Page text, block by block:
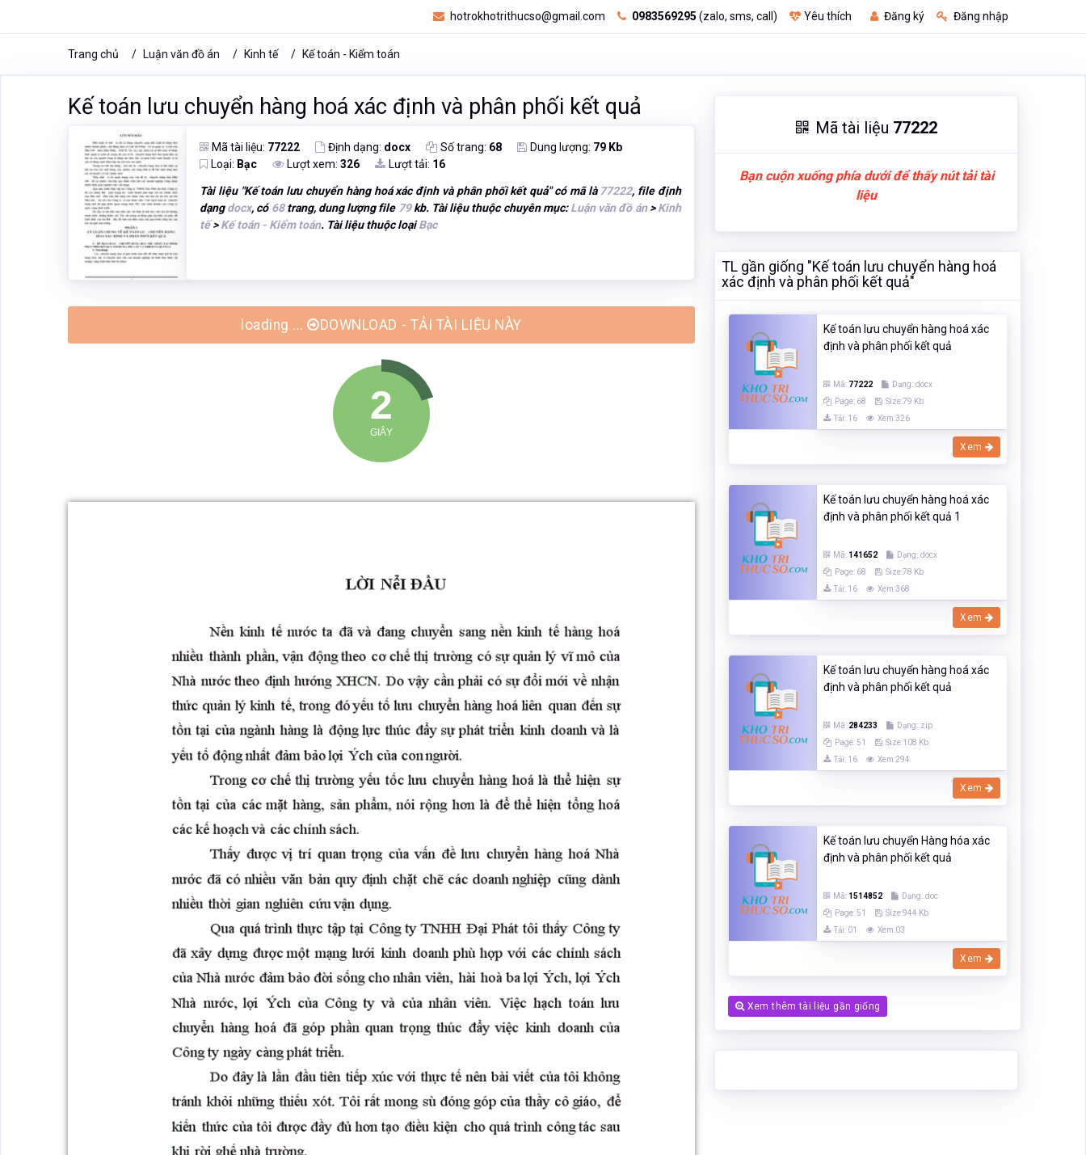
hotrokhotrithucso@gmail.com 0983569295 (zalo, sms, call) Yêu thích Đăng ký Đăng nhập
Trang chủ Luận văn đồ án Kinh tế Kế toán - Kiểm toán
Kế toán lưu chuyển hàng hoá xác định và phân phối kết quả
Mã tài liệu: 77222 Định dạng: docx Số trang: 68 Dung lượng: 79 Kb
Loại: Bạc Lượt xem:326 Lượt tải: 16
Tài liệu "Kế toán lưu chuyển hàng hoá xác định và phân phối kết quả" có mã là 77222, file định
dạngdocx, có 68trang, dung lượng file 79kb. Tài liệu thuộc chuyên mục:Luận văn đồ án>Kinh
tế>Kế toán - Kiểm toán. Tài liệu thuộc loạiBạc
loading ... DOWNLOAD - TẢI TÀI LIỆU NÀY
Mã tài liệu 77222
Bạn cuộn xuống phía dưới để thấy nút tải tài
liệu
TL gần giống "Kế toán lưu chuyển hàng hoá
xác định và phân phối kết quả"
Kế toán lưu chuyển hàng hoá xác
định và phân phối kết quả
Mã: 77222
Dạng:.docx
Page: 68
Size:79 Kb
Tải: 16
Xem:326
Xem
Kế toán lưu chuyển hàng hoá xác
định và phân phối kết quả 1
Mã: 141652
Dạng:.docx
Page: 68
Size:78 Kb
Tải: 16
Xem:368
Xem
Kế toán lưu chuyển hàng hoá xác
định và phân phối kết quả
Mã: 284233
Dạng:.zip
Page: 51
Size:108 Kb
Tải: 16
Xem:294
Xem
Kế toán lưu chuyển Hàng hóa xác
định và phân phối kết quả
Mã: 1514852
Dạng:.doc
Page: 51
Size:944 Kb
Tải: 01
Xem:03
Xem
Xem thêm tài liệu gần giống